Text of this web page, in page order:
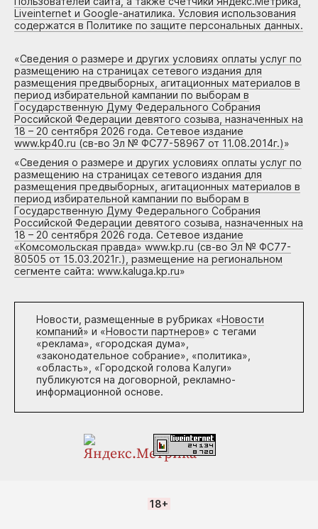
Liveinternet и Google-анатилика. Условия использования
содержатся в Политике по защите персональных данных.
«Сведения о размере и других условиях оплаты услуг по
размещению на страницах сетевого издания для
размещения предвыборных, агитационных материалов в
период избирательной кампании по выборам в
Государственную Думу Федерального Собрания
Российской Федерации девятого созыва, назначенных на
18 – 20 сентября 2026 года. Сетевое издание
www.kp40.ru (св-во Эл № ФС77-58967 от 11.08.2014г.)»
«Сведения о размере и других условиях оплаты услуг по
размещению на страницах сетевого издания для
размещения предвыборных, агитационных материалов в
период избирательной кампании по выборам в
Государственную Думу Федерального Собрания
Российской Федерации девятого созыва, назначенных на
18 – 20 сентября 2026 года. Сетевое издание
«Комсомольская правда» www.kp.ru (св-во Эл № ФС77-
80505 от 15.03.2021г.), размещение на региональном
сегменте сайта: www.kaluga.kp.ru»
Новости, размещенные в рубриках «Новости
компаний» и «Новости партнеров» с тегами
«реклама», «городская дума»,
«законодательное собрание», «политика»,
«область», «Городской голова Калуги»
публикуются на договорной, рекламно-
информационной основе.
18+